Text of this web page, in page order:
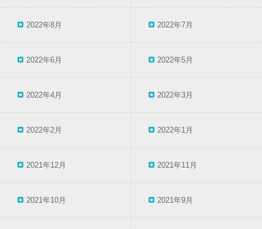
2022年8月 2022年7月
2022年6月 2022年5月
2022年4月 2022年3月
2022年2月 2022年1月
2021年12月 2021年11月
2021年10月 2021年9月